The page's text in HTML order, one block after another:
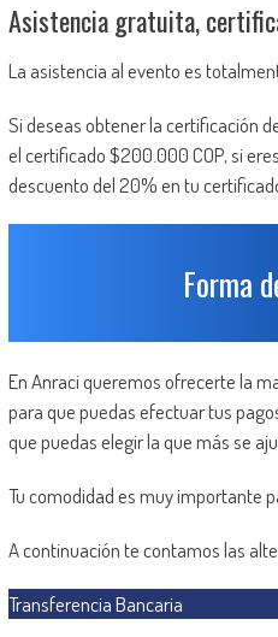
Asistencia gratuita,
La asistencia al evento es
Si deseas obtener la certificación
el certificado $200.000 COP, si
descuento del 20% en tu
Forma
En Anraci queremos ofrecerte la
para que puedas efectuar tus
que puedas elegir la que más se
Tu comodidad es muy importante
A continuación te contamos las
Transferencia Bancaria